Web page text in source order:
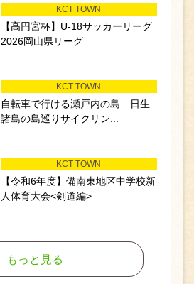
KCT TOWN
【高円宮杯】U-18サッカーリーグ
2026岡山県リーグ
KCT TOWN
自転車で行ける瀬戸内の島 日生
諸島の島巡りサイクリン...
KCT TOWN
【令和6年度】備南東地区中学校新
人体育大会<剣道編>
もっと見る